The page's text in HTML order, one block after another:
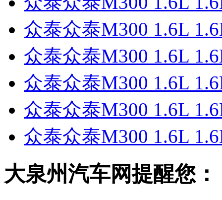
众泰众泰M300 1.6L
众泰众泰M300 1.6L
众泰众泰M300 1.6L
众泰众泰M300 1.6L
众泰众泰M300 1.6L
大泉州汽车网提醒您：